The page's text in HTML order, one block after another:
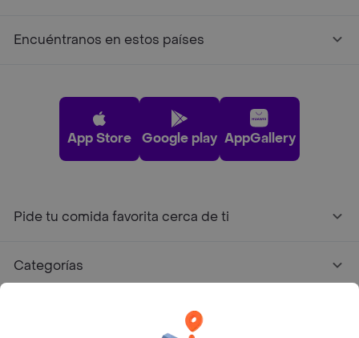
Encuéntranos en estos países
App Store Google play AppGallery
Pide tu comida favorita cerca de ti
Categorías